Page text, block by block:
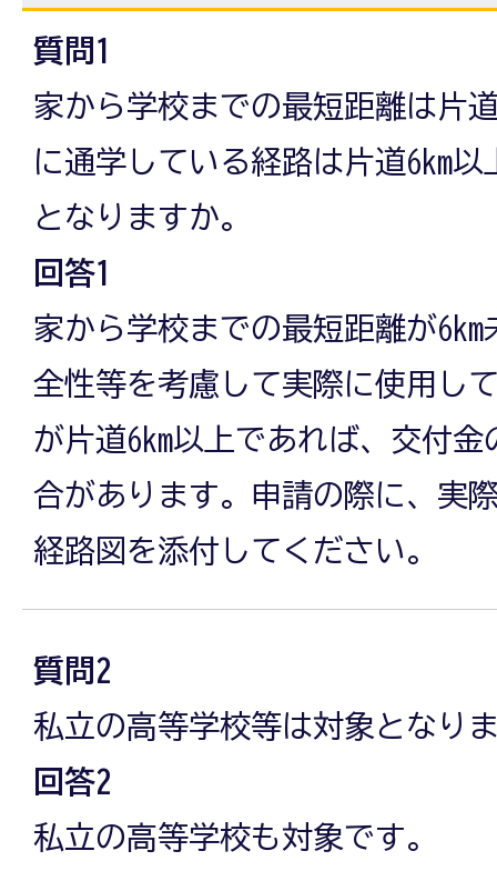
質問1
家から学校までの最短距離は片
に通学している経路は片道6km
となりますか。
回答1
家から学校までの最短距離が
全性等を考慮して実際に使用し
が片道6km以上であれば、交付
合があります。申請の際に、実
経路図を添付してください。
質問2
私立の高等学校等は対象となり
回答2
私立の高等学校も対象です。